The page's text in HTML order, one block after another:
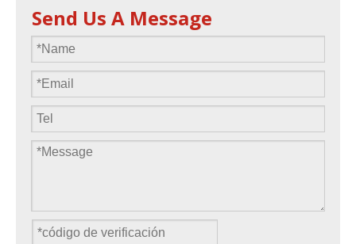
Send Us A Message